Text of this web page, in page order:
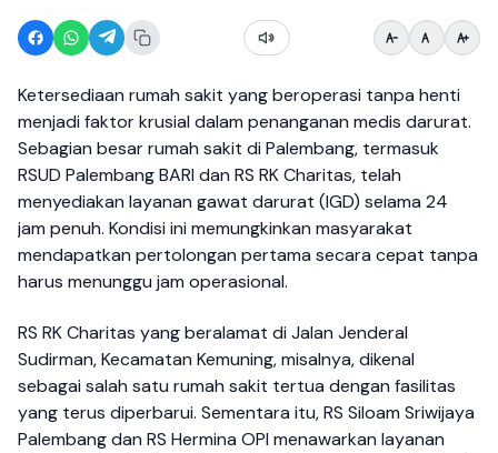
Ketersediaan rumah sakit yang beroperasi tanpa henti
menjadi faktor krusial dalam penanganan medis darurat.
Sebagian besar rumah sakit di Palembang, termasuk
RSUD Palembang BARI dan RS RK Charitas, telah
menyediakan layanan gawat darurat (IGD) selama 24
jam penuh. Kondisi ini memungkinkan masyarakat
mendapatkan pertolongan pertama secara cepat tanpa
harus menunggu jam operasional.
RS RK Charitas yang beralamat di Jalan Jenderal
Sudirman, Kecamatan Kemuning, misalnya, dikenal
sebagai salah satu rumah sakit tertua dengan fasilitas
yang terus diperbarui. Sementara itu, RS Siloam Sriwijaya
Palembang dan RS Hermina OPI menawarkan layanan